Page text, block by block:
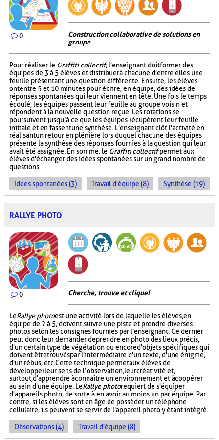
0
Construction collaborative de solutions en
groupe
Pour réaliser le Graffiti collectif, l'enseignant doit former des
équipes de 3 à 5 élèves et distribuer à chacune d'entre elles une
feuille présentant une question différente. Ensuite, les élèves
ont entre 5 et 10 minutes pour écrire, en équipe, des idées de
réponses spontanées qui leur viennent en tête. Une fois le temps
écoulé, les équipes passent leur feuille au groupe voisin et
répondent à la nouvelle question reçue. Les rotations se
poursuivent jusqu’à ce que les équipes récupèrent leur feuille
initiale et en fassent une synthèse. L'enseignant clôt l'activité en
réalisant un retour en plénière lors duquel chacune des équipes
présente la synthèse des réponses fournies à la question qui leur
avait été assignée. En somme, le Graffiti collectifpermet aux
élèves d'échanger des idées spontanées sur un grand nombre de
questions.
Idées spontanées (3) Travail d'équipe (8) Synthèse (19)
RALLYE PHOTO
0 Cherche, trouve et clique !
LeRallye photoest une activité lors de laquelle les élèves, en
équipe de 2 à 5, doivent suivre une piste et prendre diverses
photos selon les consignes fournies par l'enseignant. Ce dernier
peut donc leur demander de prendre en photo des lieux précis,
d'un certain type de végétation ou encore d'objets spécifiques qui
doivent être trouvés par l'intermédiaire d'un texte, d'une énigme,
d'un rébus, etc. Cette technique permet aux élèves de
développer leur sens de l’observation, leur créativité et,
surtout, d'apprendre à connaître un environnement et à coopérer
au sein d'une équipe. LeRallye photorequiert de s'équiper
d'appareils photo, de sorte à en avoir au moins un par équipe. Par
contre, si les élèves sont en âge de posséder un téléphone
cellulaire, ils peuvent se servir de l'appareil photo y étant intégré.
Observations (4) Travail d'équipe (8)